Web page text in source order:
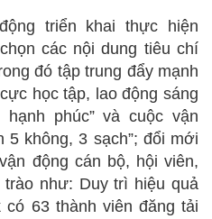
triển khai thực hiện
các nội dung tiêu chí
đó tập trung đẩy mạnh
học tập, lao động sáng
phúc” và cuộc vận
5 không, 3 sạch”; đổi mới
động cán bộ, hội viên,
như: Duy trì hiệu quả
có 63 thành viên đăng tải